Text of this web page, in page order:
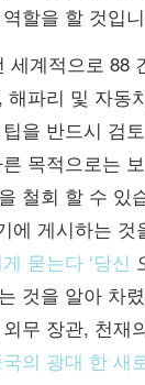
할을 할 것입
세계적으로 88
해파리 및 자동
을 반드시 검
목적으로는
철회 할 수 있
에 게시하는
묻는다 ‘당신
것을 알아 차
무 장관, 천재
의 광대 한 새